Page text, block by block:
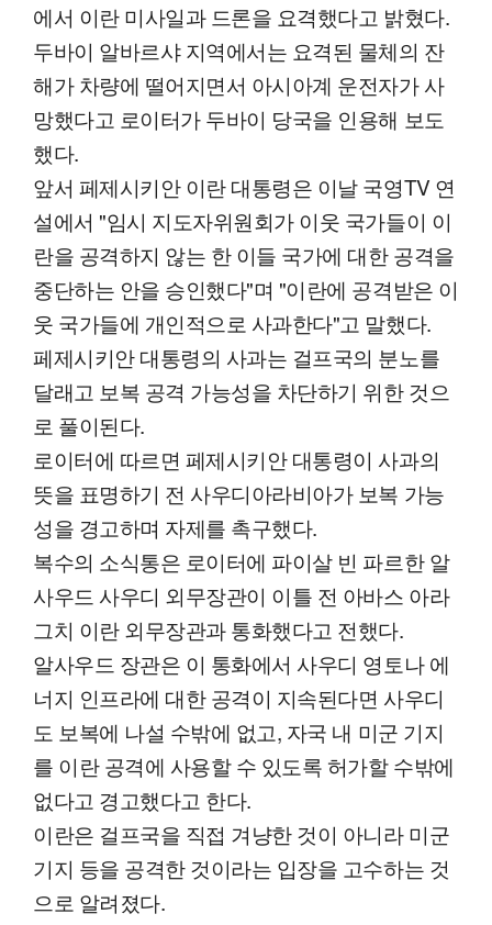
에서 이란 미사일과 드론을 요격했다고 밝혔다.
두바이 알바르샤 지역에서는 요격된 물체의 잔
해가 차량에 떨어지면서 아시아계 운전자가 사
망했다고 로이터가 두바이 당국을 인용해 보도
했다.
앞서 페제시키안 이란 대통령은 이날 국영TV 연
설에서 "임시 지도자위원회가 이웃 국가들이 이
란을 공격하지 않는 한 이들 국가에 대한 공격을
중단하는 안을 승인했다"며 "이란에 공격받은 이
웃 국가들에 개인적으로 사과한다"고 말했다.
페제시키안 대통령의 사과는 걸프국의 분노를
달래고 보복 공격 가능성을 차단하기 위한 것으
로 풀이된다.
로이터에 따르면 페제시키안 대통령이 사과의
뜻을 표명하기 전 사우디아라비아가 보복 가능
성을 경고하며 자제를 촉구했다.
복수의 소식통은 로이터에 파이살 빈 파르한 알
사우드 사우디 외무장관이 이틀 전 아바스 아라
그치 이란 외무장관과 통화했다고 전했다.
알사우드 장관은 이 통화에서 사우디 영토나 에
너지 인프라에 대한 공격이 지속된다면 사우디
도 보복에 나설 수밖에 없고, 자국 내 미군 기지
를 이란 공격에 사용할 수 있도록 허가할 수밖에
없다고 경고했다고 한다.
이란은 걸프국을 직접 겨냥한 것이 아니라 미군
기지 등을 공격한 것이라는 입장을 고수하는 것
으로 알려졌다.